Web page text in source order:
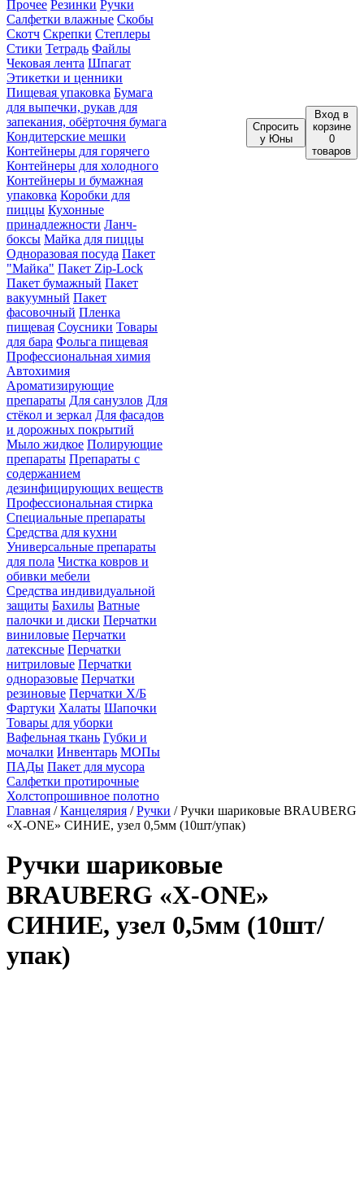
Прочее Резинки Ручки
Салфетки влажные Скобы
Скотч Скрепки Степлеры
Стики Тетрадь Файлы
Чековая лента Шпагат
Этикетки и ценники
Пищевая упаковка Бумага
для выпечки, рукав для
запекания, обёрточня бумага
Кондитерские мешки
Контейнеры для горячего
Контейнеры для холодного
Контейнеры и бумажная
упаковка Коробки для
пиццы Кухонные
принадлежности Ланч-
боксы Майка для пиццы
Одноразовая посуда Пакет
"Майка" Пакет Zip-Lock
Пакет бумажный Пакет
вакуумный Пакет
фасовочный Пленка
пищевая Соусники Товары
для бара Фольга пищевая
Профессиональная химия
Автохимия
Ароматизирующие
препараты Для санузлов Для
стёкол и зеркал Для фасадов
и дорожных покрытий
Мыло жидкое Полирующие
препараты Препараты с
содержанием
дезинфицирующих веществ
Профессиональная стирка
Специальные препараты
Средства для кухни
Универсальные препараты
для пола Чистка ковров и
обивки мебели
Средства индивидуальной
защиты Бахилы Ватные
палочки и диски Перчатки
виниловые Перчатки
латексные Перчатки
нитриловые Перчатки
одноразовые Перчатки
резиновые Перчатки Х/Б
Фартуки Халаты Шапочки
Товары для уборки
Вафельная ткань Губки и
мочалки Инвентарь МОПы
ПАДы Пакет для мусора
Салфетки протирочные
Холстопрошивное полотно
Спросить
у Юны
Вход в
корзине
0
товаров
Главная /Канцелярия /Ручки / Ручки шариковые BRAUBERG
«X-ONE» СИНИЕ, узел 0,5мм (10шт/упак)
Ручки шариковые
BRAUBERG «X-ONE»
СИНИЕ, узел 0,5мм (10шт/
упак)